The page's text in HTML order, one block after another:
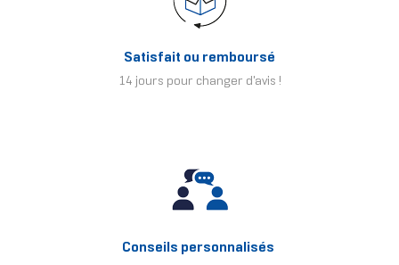
Satisfait ou remboursé
14 jours pour changer d'avis !
Conseils personnalisés